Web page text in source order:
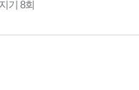
기 8회